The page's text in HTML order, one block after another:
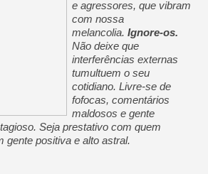
e agressores, que vibram
com nossa
melancolia. Ignore-os.
Não deixe que
interferências externas
tumultuem o seu
cotidiano. Livre-se de
fofocas, comentários
maldosos e gente
Seja prestativo com quem
gente positiva e alto astral.